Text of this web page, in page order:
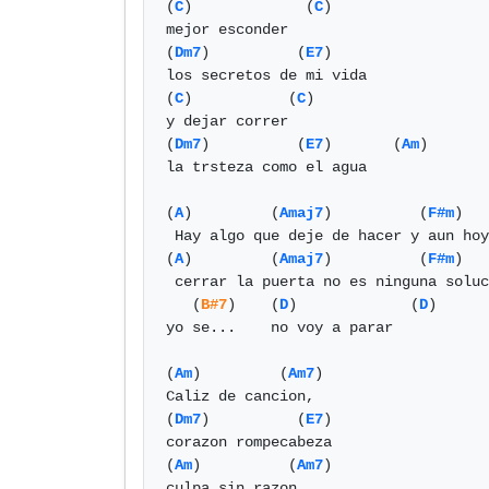
(C)             (C)
mejor esconder
(Dm7)          (E7)
los secretos de mi vida
(C)           (C)
y dejar correr
(Dm7)          (E7)       (Am)
la trsteza como el agua
(A)         (Amaj7)          (F#m)
(A)         (Amaj7)          (F#m)
   (
B#7)    (D)             (D)
yo se...    no voy a parar
(Am)         (Am7)
Caliz de cancion,
(Dm7)          (E7)
corazon rompecabeza
(Am)          (Am7)